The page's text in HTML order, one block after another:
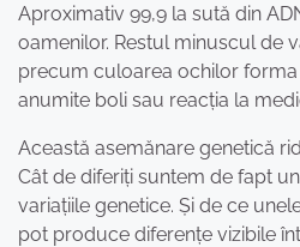
Aproximativ 99,9 la sută din
oamenilor. Restul minuscul de
precum culoarea ochilor
anumite boli sau reacția la
Această asemănare genetică
Cât de diferiți suntem de fapt
variațiile genetice. Și de ce
pot produce diferențe vizibile